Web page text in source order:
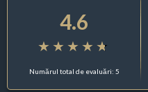
4.6
Numărul total de evaluări: 5